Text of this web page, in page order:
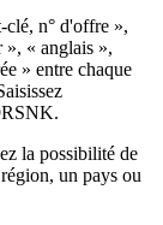
clé, n° d'offre »,
», « anglais »,
» entre chaque
la possibilité de
un pays ou